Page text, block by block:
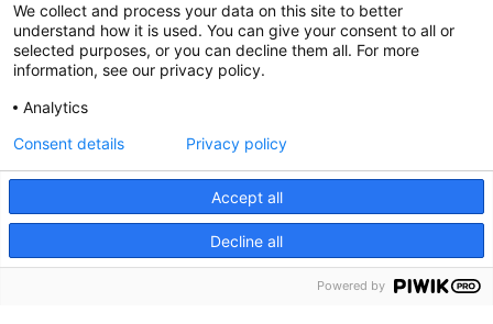
935 120 481
@CGTCatalunya
cgtcatalunya
cgtcatalunya
We collect and process your data on this site to better
understand how it is used. You can give your consent to all or
selected purposes, or you can decline them all. For more
information, see our privacy policy.
Analytics
Accept all
Decline all
Consent details Privacy policy
Powered by